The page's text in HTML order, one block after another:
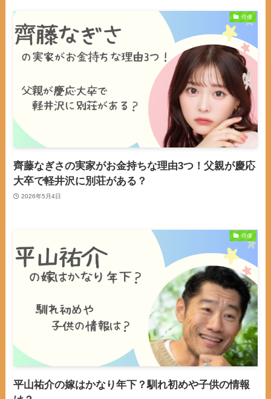
俳優
齊藤なぎさの実家がお金持ちな理由3つ！父親が慶応
大卒で軽井沢に別荘がある？
2026年5月4日
俳優
平山祐介の嫁はかなり年下？馴れ初めや子供の情報